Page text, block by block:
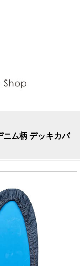
ム柄 デッキカバ